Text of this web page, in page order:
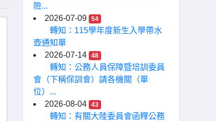
險...
2026-07-09
54
轉知：115學年度新生入學帶水
壺通知單
2026-07-14
48
轉知：公務人員保障暨培訓委員
會（下稱保訓會）請各機關（單
位）...
2026-08-04
43
轉知：有關大陸委員會函釋公務